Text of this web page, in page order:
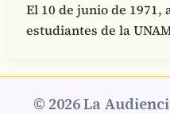
El 10 de junio de 1971,
estudiantes de la
© 2026 La